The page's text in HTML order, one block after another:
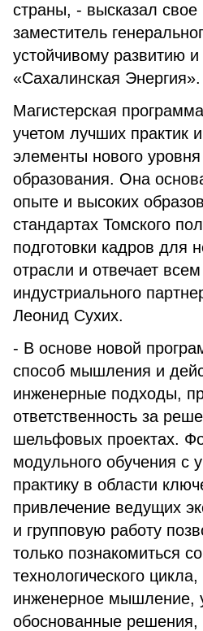
страны, - высказал
заместитель
устойчивому развитию
«Сахалинская Энергия».
Магистерская
учетом лучших практик
элементы нового
образования. Она
опыте и высоких
стандартах Томского
подготовки кадров для
отрасли и отвечает
индустриального
Леонид Сухих.
- В основе новой
способ мышления и
инженерные подходы,
ответственность за
шельфовых проектах.
модульного обучения с
практику в области
привлечение ведущих
и групповую работу
только познакомиться
технологического
инженерное мышление,
обоснованные решения,